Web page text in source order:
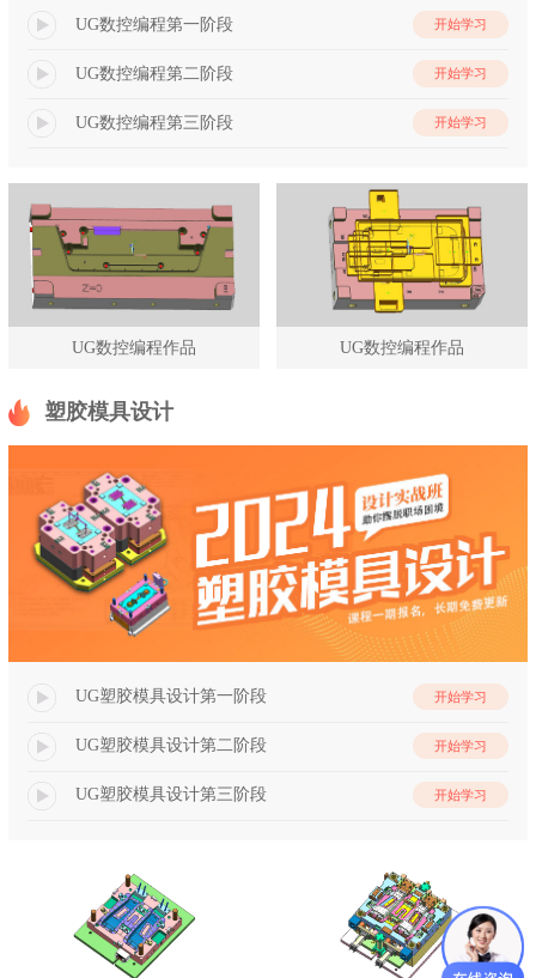
UG数控编程第一阶段 开始学习
UG数控编程第二阶段 开始学习
UG数控编程第三阶段 开始学习
UG数控编程作品 UG数控编程作品
塑胶模具设计
UG塑胶模具设计第一阶段 开始学习
UG塑胶模具设计第二阶段 开始学习
UG塑胶模具设计第三阶段 开始学习